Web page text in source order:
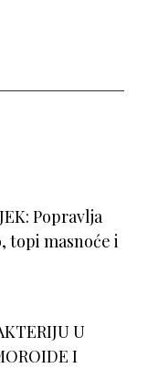
Popravlja
topi masnoće i
U
I